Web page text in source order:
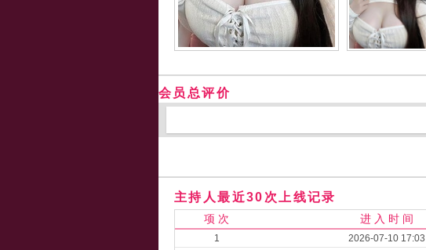
会员总评价
主持人最近30次上线记录
项 次 进 入 时 间
1 2026-07-10 17:03